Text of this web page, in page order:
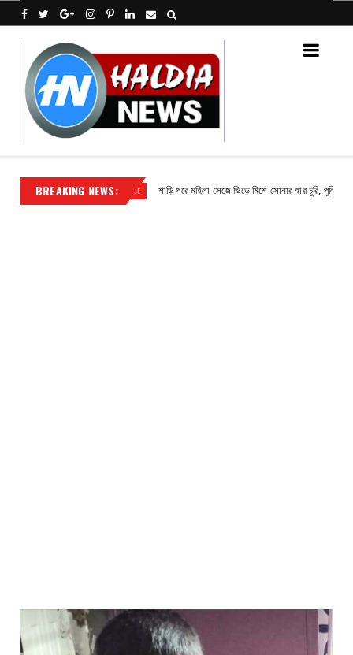
BREAKING NEWS:
সুভাষ পাঁজা Contact শাড়ি পরে মহিলা সেজে ভিড়ে মিশে সোনার হার চুরি, পুলিশের জালে